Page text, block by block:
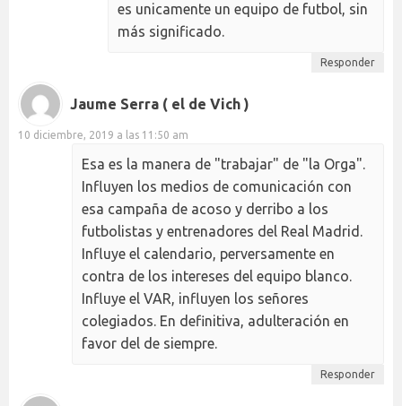
es unicamente un equipo de futbol, sin
más significado.
Responder
Jaume Serra ( el de Vich )
10 diciembre, 2019 a las 11:50 am
Esa es la manera de "trabajar" de "la Orga".
Influyen los medios de comunicación con
esa campaña de acoso y derribo a los
futbolistas y entrenadores del Real Madrid.
Influye el calendario, perversamente en
contra de los intereses del equipo blanco.
Influye el VAR, influyen los señores
colegiados. En definitiva, adulteración en
favor del de siempre.
Responder